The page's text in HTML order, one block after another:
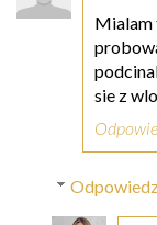
Mialam
sie z